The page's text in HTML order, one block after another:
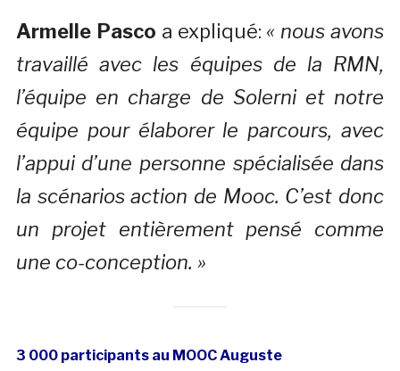
Armelle Pasco a expliqué: « nous avons
travaillé avec les équipes de la RMN,
l’équipe en charge de Solerni et notre
équipe pour élaborer le parcours, avec
l’appui d’une personne spécialisée dans
la scénarios action de Mooc. C’est donc
un projet entièrement pensé comme
une co-conception. »
3 000 participants au MOOC Auguste